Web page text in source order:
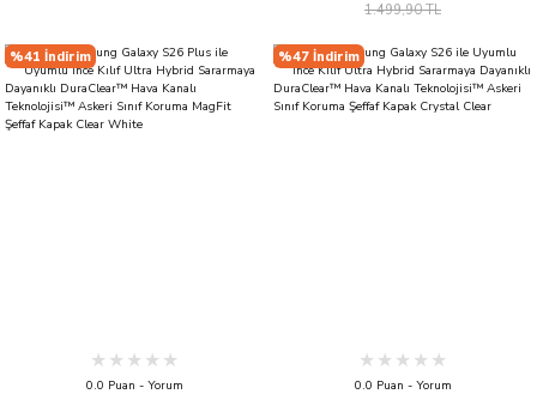
1.499,90 TL
%41 İndirim
0.0 Puan - Yorum
%47 İndirim
0.0 Puan - Yorum